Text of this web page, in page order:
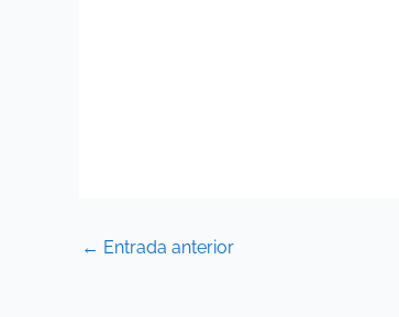
← Entrada anterior